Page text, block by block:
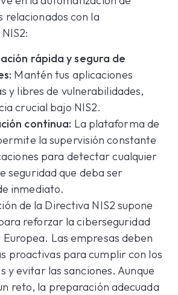
relacionados con la
rápida y segura de
Mantén tus aplicaciones
y libres de vulnerabilidades,
crucial bajo NIS2.
continua: La plataforma de
la supervisión constante
para detectar cualquier
seguridad que deba ser
inmediato.
de la Directiva NIS2 supone
reforzar la ciberseguridad
Las empresas deben
proactivas para cumplir con los
y evitar las sanciones. Aunque
reto, la preparación adecuada